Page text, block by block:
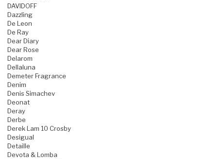
DAVIDOFF
Dazzling
De Leon
De Ray
Dear Diary
Dear Rose
Delarom
Dellaluna
Demeter Fragrance
Denim
Denis Simachev
Deonat
Deray
Derbe
Derek Lam 10 Crosby
Desigual
Detaille
Devota & Lomba